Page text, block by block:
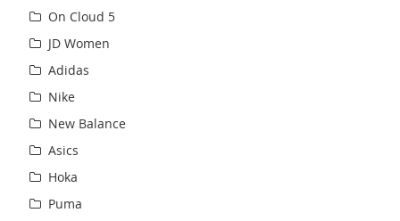
On Cloud 5
JD Women
Adidas
Nike
New Balance
Asics
Hoka
Puma